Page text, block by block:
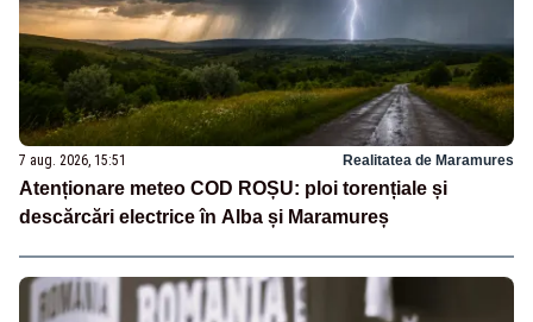
7 aug. 2026, 15:51 Realitatea de Maramures
Atenționare meteo COD ROȘU: ploi torențiale și
descărcări electrice în Alba și Maramureș